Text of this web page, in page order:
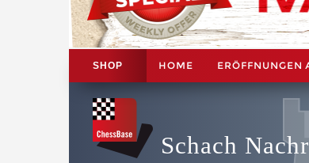
SHOP HOME ERÖFFNUNGEN
Schach